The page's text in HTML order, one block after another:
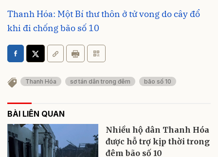
Thanh Hóa: Một Bí thư thôn ở tử vong do cây đổ
khi đi chống bão số 10
Thanh Hóa sơ tán dân trong đêm bão số 10
BÀI LIÊN QUAN
Nhiều hộ dân Thanh Hóa
được hỗ trợ kịp thời trong
đêm bão số 10